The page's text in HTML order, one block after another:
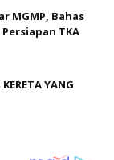
MGMP, Bahas
TKA
YANG